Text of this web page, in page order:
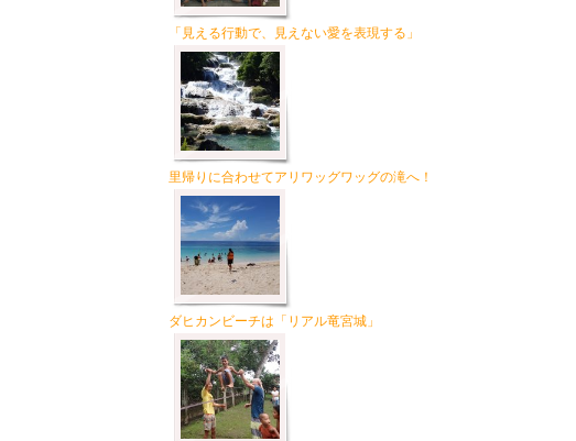
「見える行動で、見えない愛を表現する」
里帰りに合わせてアリワッグワッグの滝へ！
ダヒカンビーチは「リアル竜宮城」